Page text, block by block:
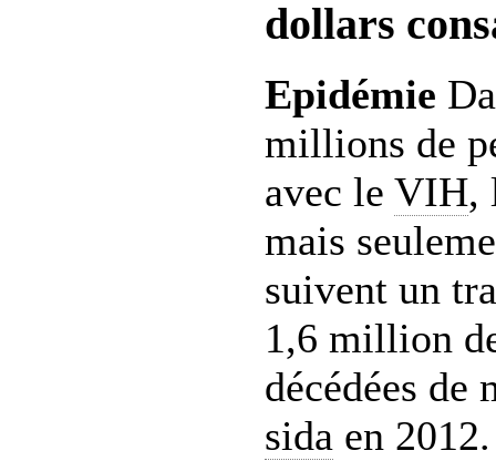
dollars
Epidémie
millions de
avec le VIH,
mais
suivent un
1,6 million
décédées de
sida en 2012.